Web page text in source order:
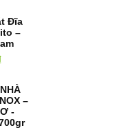
Đĩa
–
–
-